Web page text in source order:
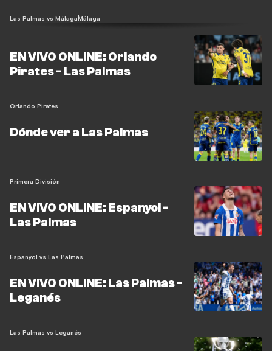
Las Palmas vs MálagaMálaga
EN VIVO ONLINE: Orlando
Pirates - Las Palmas
Orlando Pirates
Dónde ver a Las Palmas
Primera División
EN VIVO ONLINE: Espanyol -
Las Palmas
Espanyol vs Las Palmas
EN VIVO ONLINE: Las Palmas -
Leganés
Las Palmas vs Leganés